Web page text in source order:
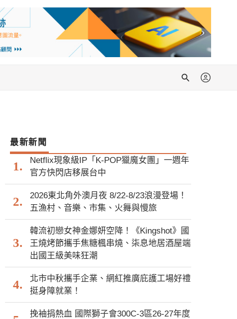
搜
最新新聞
Netflix現象級IP「K-POP獵魔女團」一週年
官方快閃店移展台中
2026東北角外澳月夜 8/22-8/23浪漫登場！
五漁村、音樂、市集、火舞與慢旅
韓流初戀女神金娜妍空降！《Kingshot》國
王燒烤節攜手焦糖楓串燒、柒息地居酒屋端
出國王級美味狂潮
北市中秋攜手企業、網紅推廣庇護工場好禮
挺身障就業！
挽袖捐熱血 國際獅子會300C-3區26-27年度